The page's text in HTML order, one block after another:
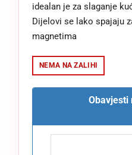
idealan je za slaganje
Dijelovi se lako spajaju
magnetima
NEMA NA ZALIHI
Obavjesti